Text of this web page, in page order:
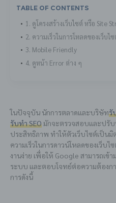
Table Of Contents
1. ดูโครงสร้างเว็บไซต์ หรือ Site
2. ความเร็วในการโหลดของเว็บไซ
3. Mobile Friendly
4. ดูหน้า Error ต่าง ๆ
ในปัจจุบัน นักการตลาดและบริษัทรั
รับทำ SEO มักจะตรวจสอบและปรับ
ประสิทธิภาพ ทำให้ตัวเว็บไซต์เป็น
ความเร็วในการดาวน์โหลดของเว็บไ
งานง่าย เพื่อให้ Google สามารถเข้
ระบบ และตอบโจทย์ต่อความต้องก
การดังนี้